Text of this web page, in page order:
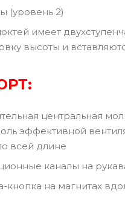
(уровень 2)
имеет
высоты и
центральная
эффективной
всей длине
каналы на
кнопка на магнитах